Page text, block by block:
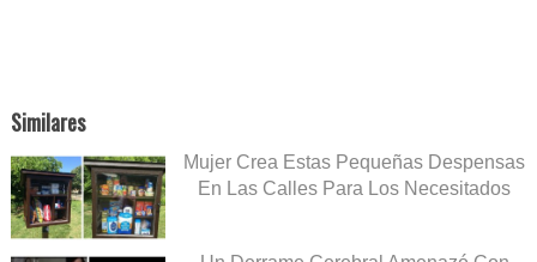
Similares
Mujer Crea Estas Pequeñas Despensas
En Las Calles Para Los Necesitados